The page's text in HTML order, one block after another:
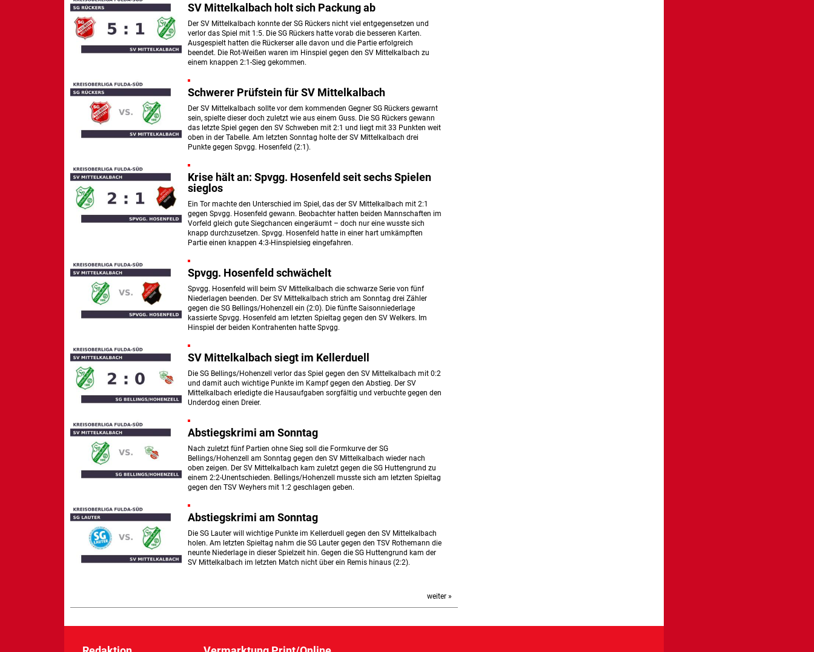
SV Mittelkalbach holt sich Packung ab
Der SV Mittelkalbach konnte der SG Rückers nicht viel entgegensetzen und
verlor das Spiel mit 1:5. Die SG Rückers hatte vorab die besseren Karten.
Ausgespielt hatten die Rückerser alle davon und die Partie erfolgreich
beendet. Die Rot-Weißen waren im Hinspiel gegen den SV Mittelkalbach zu
einem knappen 2:1-Sieg gekommen.
Schwerer Prüfstein für SV Mittelkalbach
Der SV Mittelkalbach sollte vor dem kommenden Gegner SG Rückers gewarnt
sein, spielte dieser doch zuletzt wie aus einem Guss. Die SG Rückers gewann
das letzte Spiel gegen den SV Schweben mit 2:1 und liegt mit 33 Punkten weit
oben in der Tabelle. Am letzten Sonntag holte der SV Mittelkalbach drei
Punkte gegen Spvgg. Hosenfeld (2:1).
Krise hält an: Spvgg. Hosenfeld seit sechs Spielen
sieglos
Ein Tor machte den Unterschied im Spiel, das der SV Mittelkalbach mit 2:1
gegen Spvgg. Hosenfeld gewann. Beobachter hatten beiden Mannschaften im
Vorfeld gleich gute Siegchancen eingeräumt – doch nur eine wusste sich
knapp durchzusetzen. Spvgg. Hosenfeld hatte in einer hart umkämpften
Partie einen knappen 4:3-Hinspielsieg eingefahren.
Spvgg. Hosenfeld schwächelt
Spvgg. Hosenfeld will beim SV Mittelkalbach die schwarze Serie von fünf
Niederlagen beenden. Der SV Mittelkalbach strich am Sonntag drei Zähler
gegen die SG Bellings/Hohenzell ein (2:0). Die fünfte Saisonniederlage
kassierte Spvgg. Hosenfeld am letzten Spieltag gegen den SV Welkers. Im
Hinspiel der beiden Kontrahenten hatte Spvgg.
SV Mittelkalbach siegt im Kellerduell
Die SG Bellings/Hohenzell verlor das Spiel gegen den SV Mittelkalbach mit 0:2
und damit auch wichtige Punkte im Kampf gegen den Abstieg. Der SV
Mittelkalbach erledigte die Hausaufgaben sorgfältig und verbuchte gegen den
Underdog einen Dreier.
Abstiegskrimi am Sonntag
Nach zuletzt fünf Partien ohne Sieg soll die Formkurve der SG
Bellings/Hohenzell am Sonntag gegen den SV Mittelkalbach wieder nach
oben zeigen. Der SV Mittelkalbach kam zuletzt gegen die SG Huttengrund zu
einem 2:2-Unentschieden. Bellings/Hohenzell musste sich am letzten Spieltag
gegen den TSV Weyhers mit 1:2 geschlagen geben.
Abstiegskrimi am Sonntag
Die SG Lauter will wichtige Punkte im Kellerduell gegen den SV Mittelkalbach
holen. Am letzten Spieltag nahm die SG Lauter gegen den TSV Rothemann die
neunte Niederlage in dieser Spielzeit hin. Gegen die SG Huttengrund kam der
SV Mittelkalbach im letzten Match nicht über ein Remis hinaus (2:2).
weiter »